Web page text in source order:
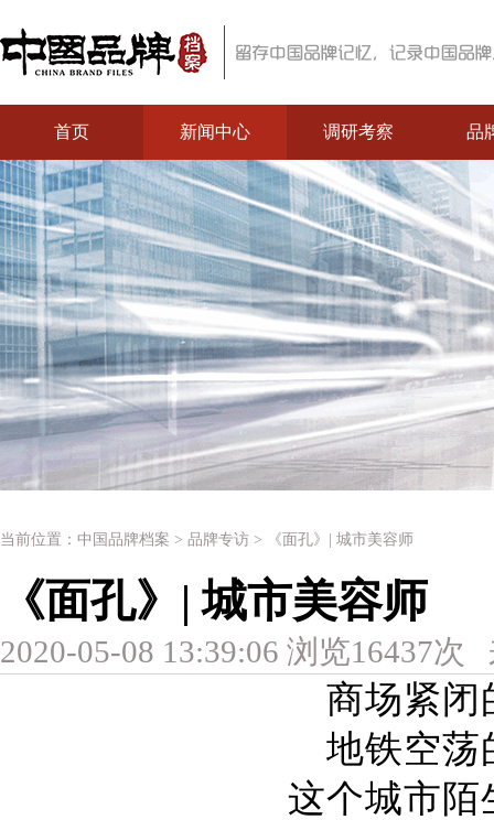
首页 新闻中心 调研考察 品
当前位置： 中国品牌档案 > 品牌专访 > 《面孔》| 城市美容师
《面孔》| 城市美容师
2020-05-08 13:39:06 浏览16437次
商场紧闭
地铁空荡
这个城市陌